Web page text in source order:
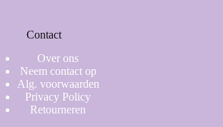
Contact
Over ons
Neem contact op
Alg. voorwaarden
Privacy Policy
Retourneren